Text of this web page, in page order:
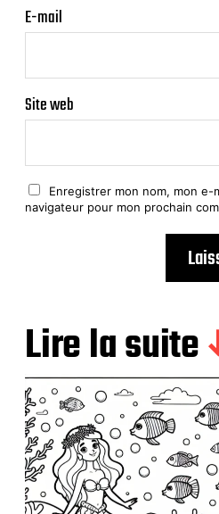
E-mail
Site web
Enregistrer mon nom, mon e-
navigateur pour mon prochain
Lire la suite